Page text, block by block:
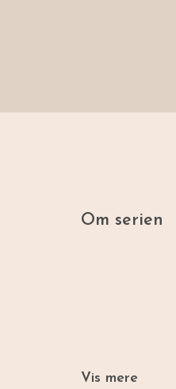
Om serien
Vis mere